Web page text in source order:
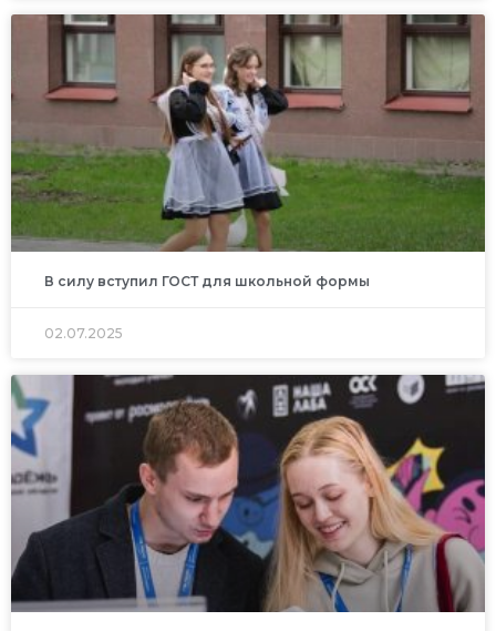
В силу вступил ГОСТ для школьной формы
02.07.2025